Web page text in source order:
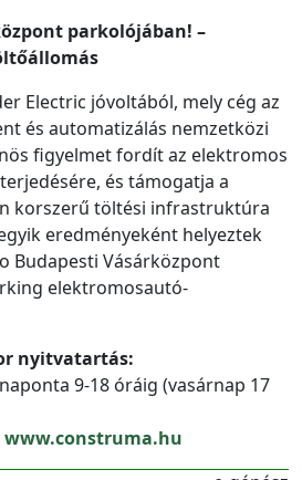
parkolójában! –
Electric jóvoltából, mely cég az
és automatizálás nemzetközi
figyelmet fordít az elektromos
és támogatja a
korszerű töltési infrastruktúra
eredményeként helyeztek
Budapesti Vásárközpont
elektromosautó-
nyitvatartás:
9-18 óráig (vasárnap 17
www.construma.hu